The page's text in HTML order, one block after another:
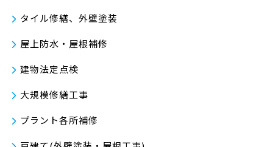
タイル修繕、外壁塗装
屋上防水・屋根補修
建物法定点検
大規模修繕工事
プラント各所補修